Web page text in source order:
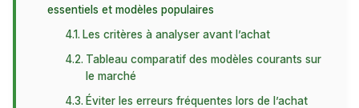
essentiels et modèles populaires
Les critères à analyser avant l’achat
Tableau comparatif des modèles courants sur
le marché
Éviter les erreurs fréquentes lors de l’achat